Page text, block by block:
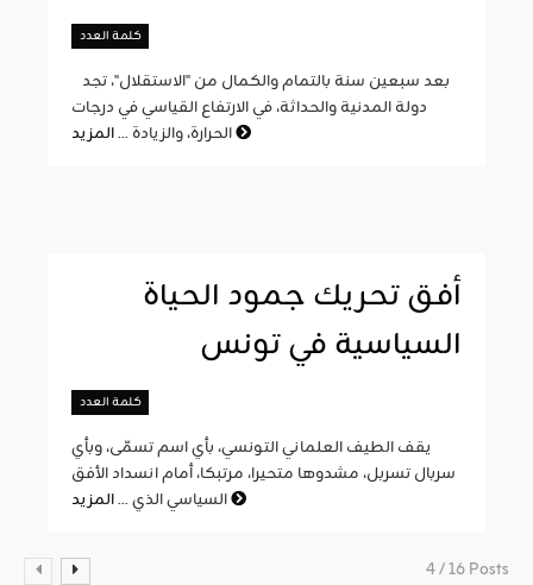
كلمة العدد
دولة المدنية والحداثة، في الارتفاع القياسي في درجات
الحرارة، والزيادة ...
أفق تحريك جمود الحياة
السياسية في تونس
كلمة العدد
يقف الطيف العلماني التونسي، بأي اسم تسمّى، وبأي
سربال تسربل، مشدوها متحيرا، مرتبكا، أمام انسداد الأفق
السياسي الذي ...
4 / 16 Posts